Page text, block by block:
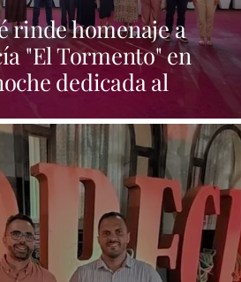
rinde homenaje a
"El Tormento" en
dedicada al